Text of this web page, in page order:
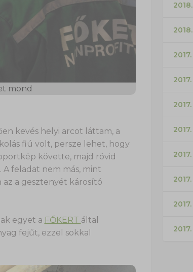
mond
kevés helyi arcot láttam, a
fiú volt, persze lehet, hogy
követte, majd rövid
feladat nem más, mint
az a gesztenyét károsító
egyet a FŐKERT által
fejűt, ezzel sokkal